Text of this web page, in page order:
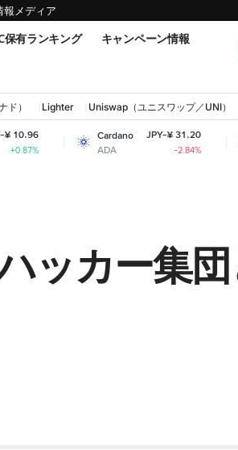
メディア
保有ランキング キャンペーン情報
ド） Lighter Uniswap（ユニスワップ／UNI）
Cardano
ADA
JPY-¥ 31.20
-2.84%
Shiba Inu
SHIB
ッカー集